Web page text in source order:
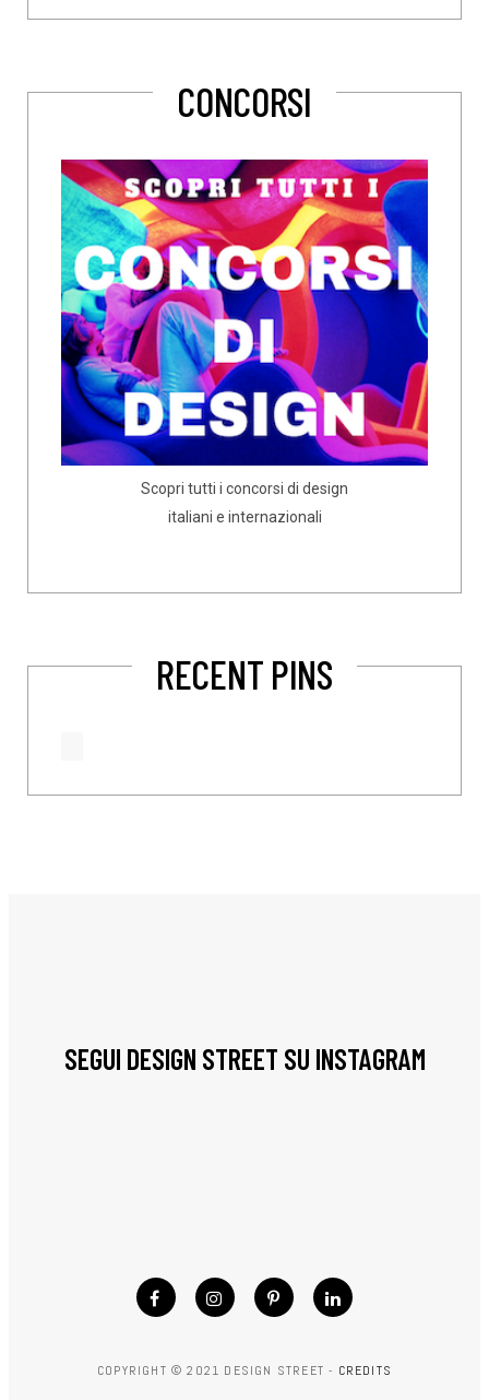
CONCORSI
Scopri tutti i concorsi di design
italiani e internazionali
RECENT PINS
SEGUI DESIGN STREET SU INSTAGRAM
COPYRIGHT © 2021 DESIGN STREET - CREDITS